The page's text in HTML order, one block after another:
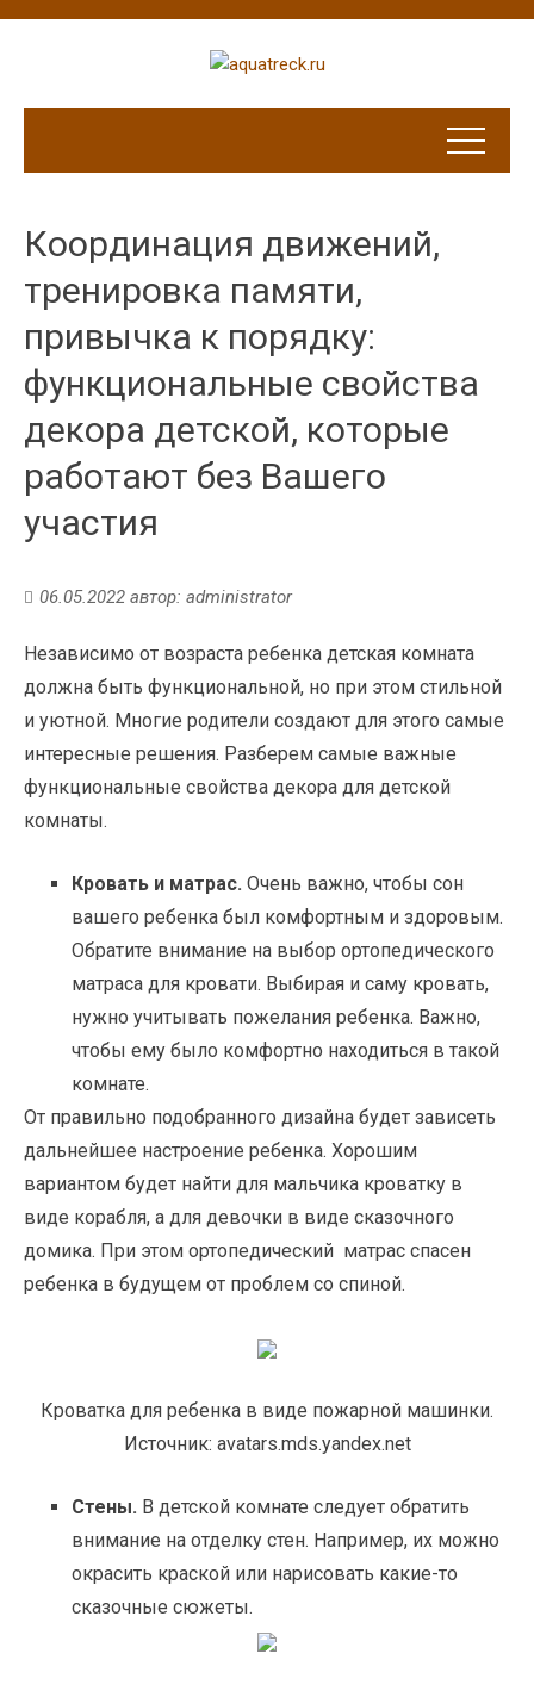
Координация движений,
тренировка памяти,
привычка к порядку:
функциональные свойства
декора детской, которые
работают без Вашего
участия
06.05.2022 автор: administrator
Независимо от возраста ребенка детская комната
должна быть функциональной, но при этом стильной
и уютной. Многие родители создают для этого самые
интересные решения. Разберем самые важные
функциональные свойства декора для детской
комнаты.
Кровать и матрас. Очень важно, чтобы сон
вашего ребенка был комфортным и здоровым.
Обратите внимание на выбор ортопедического
матраса для кровати. Выбирая и саму кровать,
нужно учитывать пожелания ребенка. Важно,
чтобы ему было комфортно находиться в такой
комнате.
От правильно подобранного дизайна будет зависеть
дальнейшее настроение ребенка. Хорошим
вариантом будет найти для мальчика кроватку в
виде корабля, а для девочки в виде сказочного
домика. При этом ортопедический матрас спасен
ребенка в будущем от проблем со спиной.
Кроватка для ребенка в виде пожарной машинки.
Источник: avatars.mds.yandex.net
Стены. В детской комнате следует обратить
внимание на отделку стен. Например, их можно
окрасить краской или нарисовать какие-то
сказочные сюжеты.